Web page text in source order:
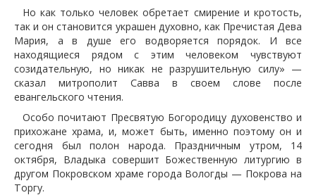
Но как только человек обретает смирение и кротость,
так и он становится украшен духовно, как Пречистая Дева
Мария, а в душе его водворяется порядок. И все
находящиеся рядом с этим человеком чувствуют
созидательную, но никак не разрушительную силу» —
сказал митрополит Савва в своем слове после
евангельского чтения.
Особо почитают Пресвятую Богородицу духовенство и
прихожане храма, и, может быть, именно поэтому он и
сегодня был полон народа. Праздничным утром, 14
октября, Владыка совершит Божественную литургию в
другом Покровском храме города Вологды — Покрова на
Торгу.